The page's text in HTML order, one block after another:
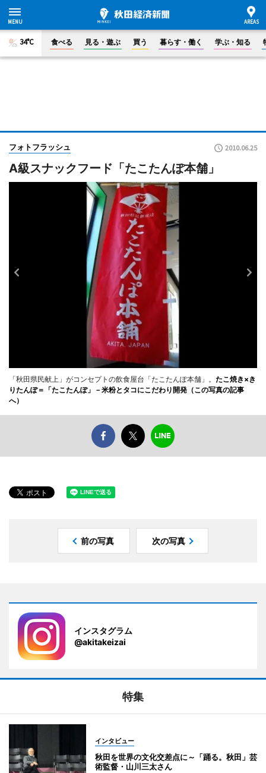
34°C 食べる 見る・遊ぶ 買う 暮らす・働く 学ぶ・知る
フォトフラッシュ 2010.06.25
A級スナックフード「たこたんぽ本舗」
「秋田県民献上」がコンセプトの飲食屋台「たこたんぽ本舗」。 たこ焼き×き
りたんぽ＝「たこたんぽ」－米粉とタコにこだわり開発（この写真の記事
へ）
前の写真 次の写真
インスタグラム
@akitakeizai
特集
インタビュー
秋田を世界の文化交差点に～「踊る。秋田」芸
術監督・山川三太さん